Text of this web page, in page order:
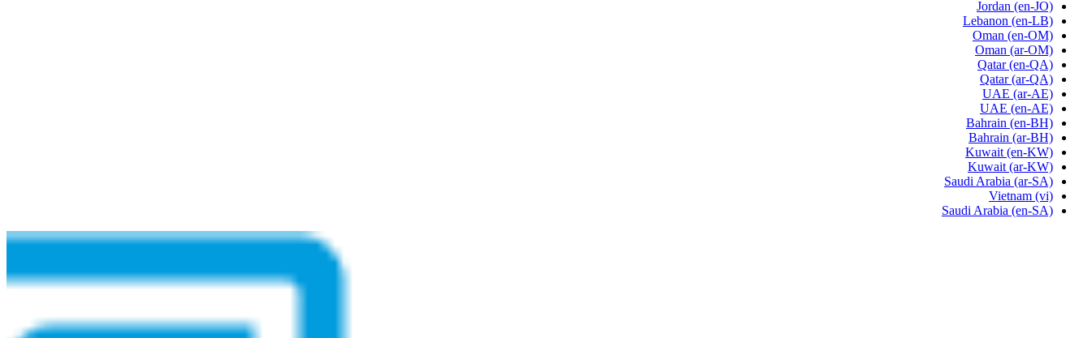
Jordan (en-JO)
Lebanon (en-LB)
Oman (en-OM)
Oman (ar-OM)
Qatar (en-QA)
Qatar (ar-QA)
UAE (ar-AE)
UAE (en-AE)
Bahrain (en-BH)
Bahrain (ar-BH)
Kuwait (en-KW)
Kuwait (ar-KW)
Saudi Arabia (ar-SA)
Vietnam (vi)
Saudi Arabia (en-SA)